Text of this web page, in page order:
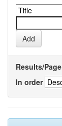
Results/Page
In order